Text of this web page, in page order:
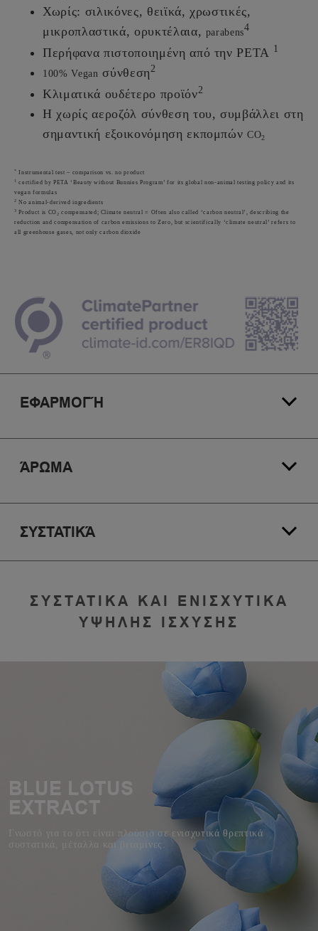
Χωρίς: σιλικόνες, θειϊκά, χρωστικές,
μικροπλαστικά, ορυκτέλαια, parabens4
Περήφανα πιστοποιημένη από την PETA 1
100% Vegan σύνθεση2
Κλιματικά ουδέτερο προϊόν2
Η χωρίς αεροζόλ σύνθεση του, συμβάλλει στη
σημαντική εξοικονόμηση εκπομπώνCO2
* Instrumental test – comparison vs. no product
certified by PETA ‘Beauty without Bunnies Program’ for its global non-animal testing policy and its
vegan formulas
2 No animal-derived ingredients
3 Product is CO2 compensated; Climate neutral = Often also called ‘carbon neutral’, describing the
reduction and compensation of carbon emissions to Zero, but scientifically ‘climate neutral’ refers to
all greenhouse gases, not only carbon dioxide
ΕΦΑΡΜΟΓΉ
ΆΡΩΜΑ
ΣΥΣΤΑΤΙΚΆ
ΣΥΣΤΑΤΙΚΑ ΚΑΙ ΕΝΙΣΧΥΤΙΚΑ
ΥΨΗΛΗΣ ΙΣΧΥΣΗΣ
BLUE LOTUS
EXTRACT
Γνωστό για το ότι είναι πλούσιο σε ενισχυτικά θρεπτικά
συστατικά, μέταλλα και βιταμίνες.